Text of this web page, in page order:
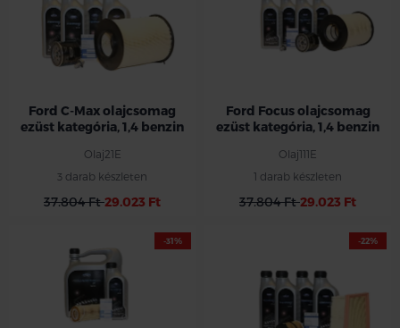
Ford C-Max olajcsomag
ezüst kategória, 1,4 benzin
Olaj21E
3 darab készleten
37.804 Ft29.023 Ft
Ford Focus olajcsomag
ezüst kategória, 1,4 benzin
Olaj111E
1 darab készleten
37.804 Ft29.023 Ft
-31% -22%